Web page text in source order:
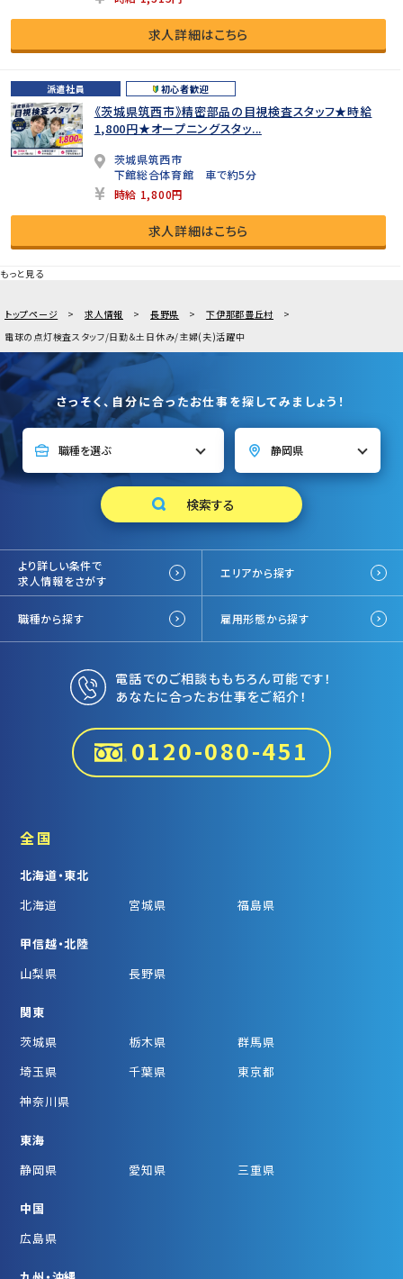
求人詳細はこちら
派遣社員 初心者歓迎
《茨城県筑西市》精密部品の目視検査スタッフ★時給
1,800円★オープニングスタッ...
茨城県筑西市
下館総合体育館 車で約5分
時給 1,800円
求人詳細はこちら
もっと見る
トップページ 求人情報 長野県
下伊那郡豊丘村
電球の点灯検査スタッフ/日勤＆土日休み/主婦(夫)活躍中
さっそく、自分に合ったお仕事を探してみましょう！
より詳しい条件で
求人情報をさがす
エリアから探す
職種から探す 雇用形態から探す
電話でのご相談ももちろん可能です！
あなたに合ったお仕事をご紹介！
0120-080-451
全国
北海道・東北
北海道
宮城県 福島県
甲信越・北陸
山梨県
長野県
関東
茨城県
栃木県
群馬県
埼玉県
千葉県
東京都
神奈川県
東海
静岡県
愛知県 三重県
中国
広島県